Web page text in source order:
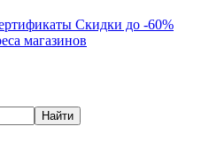
Скидки до -60%
магазинов
Найти